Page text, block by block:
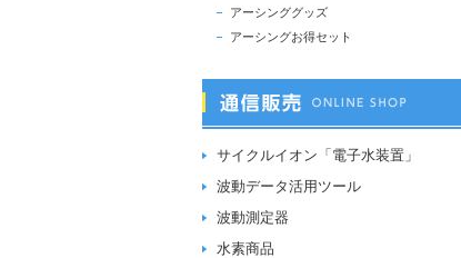
アーシンググッズ
アーシングお得セット
サイクルイオン「電子水装置」
波動データ活用ツール
波動測定器
水素商品